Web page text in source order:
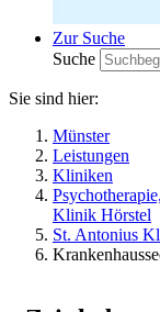
Zur Suche
Suche
Sie sind hier:
Münster
Leistungen
Kliniken
Klinik Hörstel
St. Antonius